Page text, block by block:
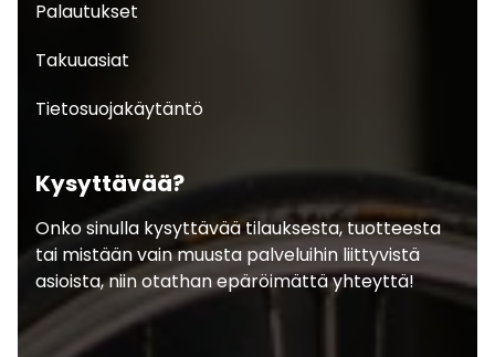
Palautukset
Takuuasiat
Tietosuojakäytäntö
Kysyttävää?
Onko sinulla kysyttävää tilauksesta, tuotteesta
tai mistään vain muusta palveluihin liittyvistä
asioista, niin otathan epäröimättä yhteyttä!